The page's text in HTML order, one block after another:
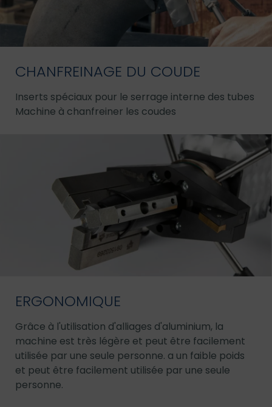
CHANFREINAGE DU COUDE
Inserts spéciaux pour le serrage interne des tubes
Machine à chanfreiner les coudes
ERGONOMIQUE
Grâce à l'utilisation d'alliages d'aluminium, la
machine est très légère et peut être facilement
utilisée par une seule personne. a un faible poids
et peut être facilement utilisée par une seule
personne.